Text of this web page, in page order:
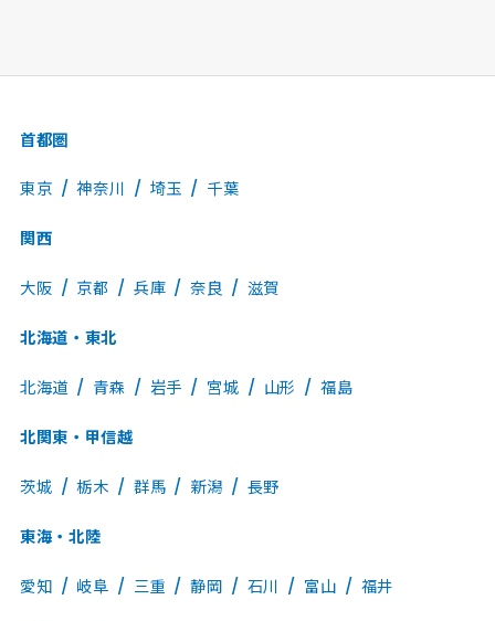
首都圏
東京 神奈川 埼玉 千葉
関西
大阪 京都 兵庫 奈良 滋賀
北海道・東北
北海道 青森 岩手 宮城 山形 福島
北関東・甲信越
茨城 栃木 群馬 新潟 長野
東海・北陸
愛知 岐阜 三重 静岡 石川 富山 福井